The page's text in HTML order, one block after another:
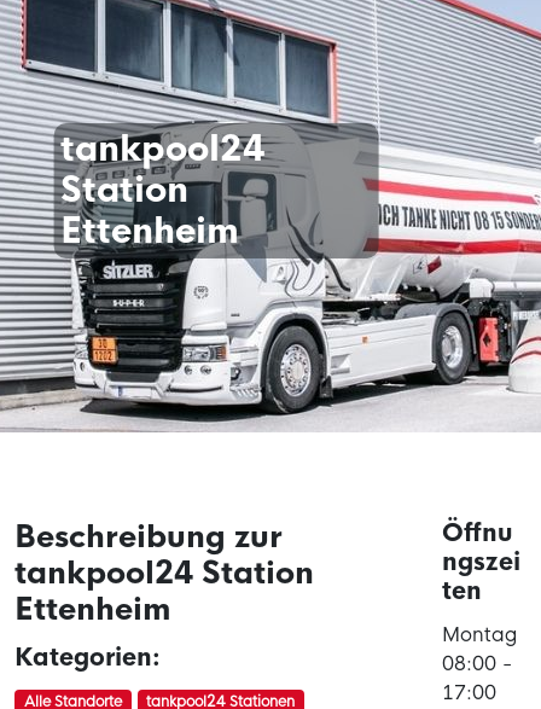
tankpool24
Station
Ettenheim
Beschreibung zur
tankpool24 Station
Ettenheim
Kategorien:
Alle Standorte tankpool24 Stationen
Öffnu
ngszei
ten
Montag
08:00 -
17:00